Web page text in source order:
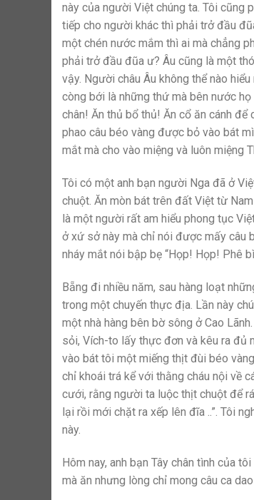
này của người Việt chúng ta. Tôi
tiếp cho người khác thì phải trở đầu
một chén nước mắm thì ai mà chẳng
phải trở đầu đũa ư? Âu cũng là một
vậy. Người châu Âu không thể nào
còng bới là những thứ mà bên nước
chân! Ăn thủ bổ thủ! Ăn cổ ăn cánh để
phao câu béo vàng được bỏ vào bát
mắt mà cho vào miệng và luôn miệng
Tôi có một anh bạn người Nga đã ở
chuột. Ăn mòn bát trên đất Việt từ
là một người rất am hiểu phong tục
ở xứ sở này mà chỉ nói được mấy câu
nháy mắt nói bập bẹ “Họp! Họp! Phê
Bẵng đi nhiều năm, sau hàng loạt
trong một chuyến thực địa. Lần này
một nhà hàng bên bờ sông ở Cao
sỏi, Vích-to lấy thực đơn và kêu ra đủ
vào bát tôi một miếng thịt đùi béo
chỉ khoái trá kể với thằng cháu nội về
cưới, rằng người ta luộc thịt chuột để
lại rồi mới chặt ra xếp lên đĩa ..”. Tôi
này.
Hôm nay, anh bạn Tây chân tình của
mà ăn nhưng lòng chỉ mong câu ca